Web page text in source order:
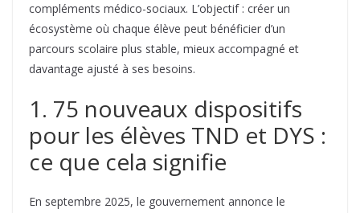
compléments médico-sociaux. L’objectif : créer un
écosystème où chaque élève peut bénéficier d’un
parcours scolaire plus stable, mieux accompagné et
davantage ajusté à ses besoins.
1. 75 nouveaux dispositifs
pour les élèves TND et DYS :
ce que cela signifie
En septembre 2025, le gouvernement annonce le